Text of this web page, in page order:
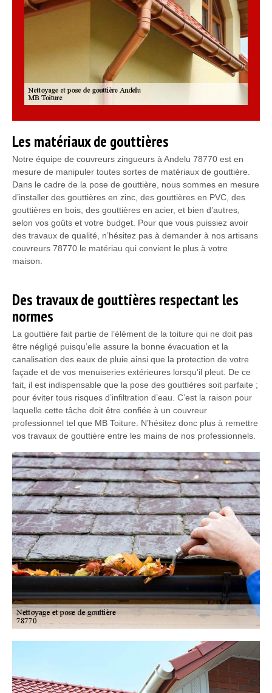
Les matériaux de gouttières
Notre équipe de couvreurs zingueurs à Andelu 78770 est en
mesure de manipuler toutes sortes de matériaux de gouttière.
Dans le cadre de la pose de gouttière, nous sommes en mesure
d’installer des gouttières en zinc, des gouttières en PVC, des
gouttières en bois, des gouttières en acier, et bien d’autres,
selon vos goûts et votre budget. Pour que vous puissiez avoir
des travaux de qualité, n’hésitez pas à demander à nos artisans
couvreurs 78770 le matériau qui convient le plus à votre
maison.
Des travaux de gouttières respectant les
normes
La gouttière fait partie de l’élément de la toiture qui ne doit pas
être négligé puisqu’elle assure la bonne évacuation et la
canalisation des eaux de pluie ainsi que la protection de votre
façade et de vos menuiseries extérieures lorsqu’il pleut. De ce
fait, il est indispensable que la pose des gouttières soit parfaite ;
pour éviter tous risques d’infiltration d’eau. C’est la raison pour
laquelle cette tâche doit être confiée à un couvreur
professionnel tel que MB Toiture. N’hésitez donc plus à remettre
vos travaux de gouttière entre les mains de nos professionnels.